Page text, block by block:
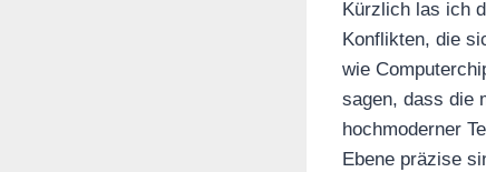
Kürzlich las ich
Konflikten, die
wie
sagen, dass die
hochmoderner
Ebene präzise